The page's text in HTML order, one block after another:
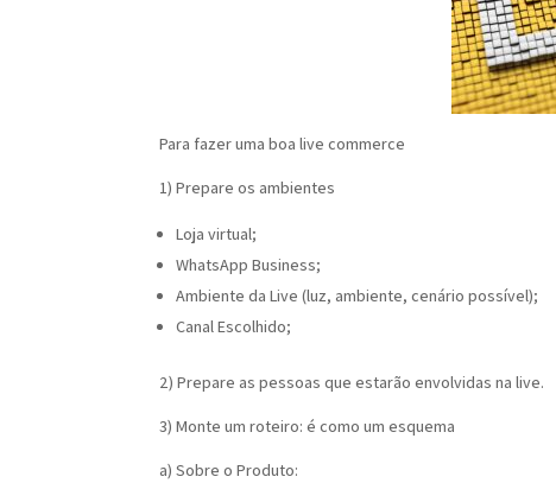
Para fazer uma boa live commerce
1) Prepare os ambientes
Loja virtual;
WhatsApp Business;
Ambiente da Live (luz, ambiente, cenário possível);
Canal Escolhido;
2) Prepare as pessoas que estarão envolvidas na live.
3) Monte um roteiro: é como um esquema
a) Sobre o Produto: